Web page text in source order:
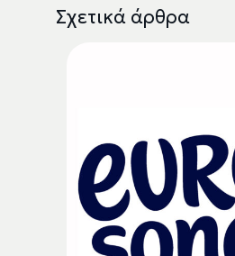
Σχετικά άρθρα